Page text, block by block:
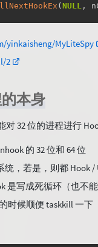
(NULL ,
=
)
true ;
({
yinkaisheng/MyLiteSpy
2
本身
对 32 位的进程进行
的 32 位和 64 位
统，若是，则都 Hook /
是写成死循环（也
时候顺便 taskkill 一下